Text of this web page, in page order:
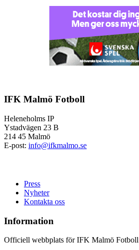
IFK Malmö Fotboll
Heleneholms IP
Ystadvägen 23 B
214 45 Malmö
E-post: info@ifkmalmo.se
Press
Nyheter
Kontakta oss
Information
Officiell webbplats för IFK Malmö Fotboll